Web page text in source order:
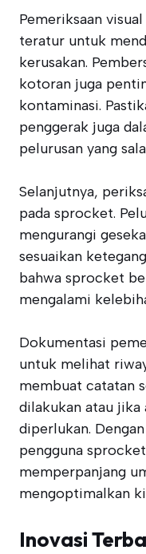
Pemeriksaan
teratur untuk
kerusakan.
kotoran juga
kontaminasi.
penggerak juga
pelurusan yang
Selanjutnya,
pada sprocket.
mengurangi
sesuaikan
bahwa sprocket
mengalami
Dokumentasi
untuk melihat
membuat catatan
dilakukan atau jika
diperlukan.
pengguna
memperpanjang
mengoptimalkan
Inovasi